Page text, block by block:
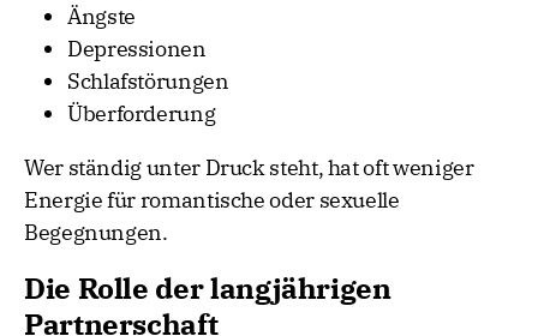
Ängste
Depressionen
Schlafstörungen
Überforderung
Wer ständig unter Druck steht, hat oft weniger
Energie für romantische oder sexuelle
Begegnungen.
Die Rolle der langjährigen
Partnerschaft